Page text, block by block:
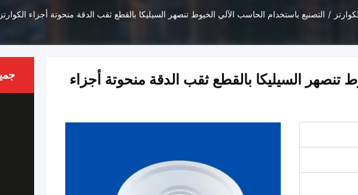
/ التصنيع باستخدام الحاسب الآلي الخيوط تنصهر السيليكا بالقطع ثقب الدقة منحوتة أجزاء الكوارتز
تنصهر السيليكا بالقطع ثقب الدقة منحوتة أجزاء